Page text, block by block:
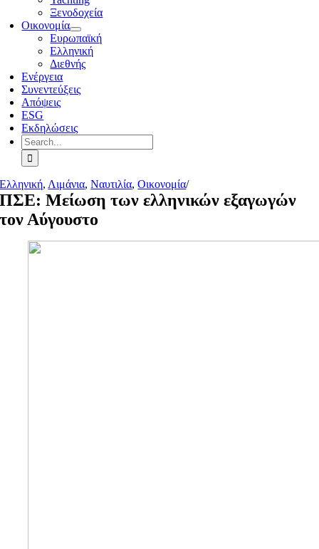
Ξενοδοχεία
Οικονομία
Ευρωπαϊκή
Ελληνική
Διεθνής
Ενέργεια
Συνεντεύξεις
Απόψεις
ESG
Εκδηλώσεις
Search
for:
Ελληνική, Λιμάνια,Ναυτιλία,Οικονομία/
ΠΣΕ: Μείωση των ελληνικών εξαγωγών
τον Αύγουστο